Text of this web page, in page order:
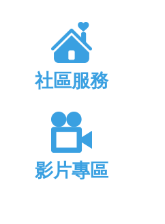
社區服務
影片專區